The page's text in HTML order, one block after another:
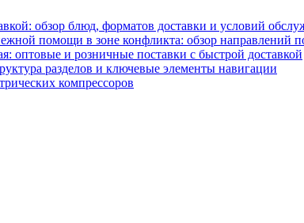
обзор блюд, форматов доставки и условий
помощи в зоне конфликта: обзор направлений
оптовые и розничные поставки с быстрой доставкой
разделов и ключевые элементы навигации
компрессоров